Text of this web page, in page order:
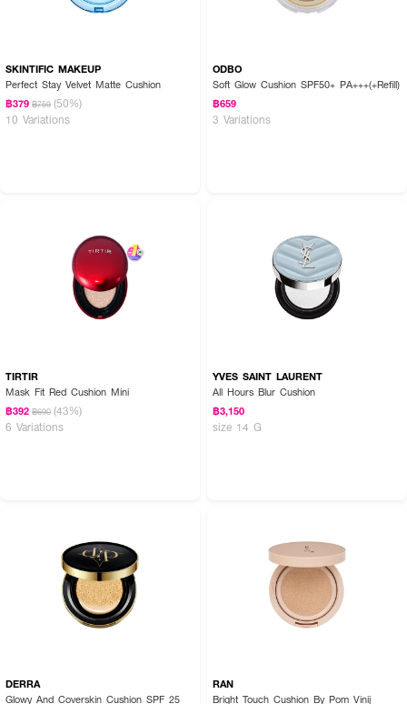
SKINTIFIC MAKEUP
Perfect Stay Velvet Matte Cushion
฿379 ฿759 (50%)
10 Variations
ODBO
Soft Glow Cushion SPF50+ PA+++(+Refill)
฿659
3 Variations
TIRTIR
Mask Fit Red Cushion Mini
฿392 ฿690 (43%)
6 Variations
YVES SAINT LAURENT
All Hours Blur Cushion
฿3,150
size 14 G
DERRA
Glowy And Coverskin Cushion SPF 25
RAN
Bright Touch Cushion By Pom Vinij